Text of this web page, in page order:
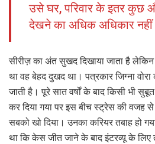
उसे घर, परिवार के इतर कुछ
देखने का अधिक अधिकार नहीं
सीरीज़ का अंत सुखद दिखाया जाता है
था वह बेहद दुखद था। पत्रकार जिग्ना
जाती है। पूरे सात वर्षों के बाद किसी भी
कर दिया गया पर इस बीच स्ट्रेस की वजह से
सबको खो दिया। उनका करियर तबाह हो
था कि केस जीत जाने के बाद इंटरव्यू के